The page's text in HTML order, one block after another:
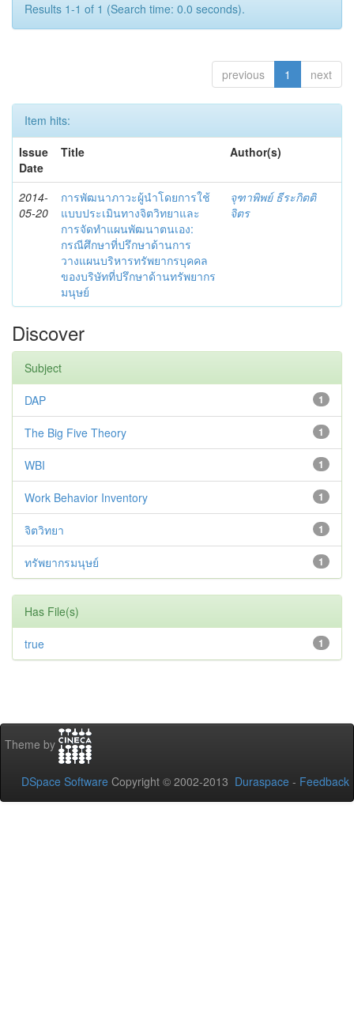
Results 1-1 of 1 (Search time: 0.0 seconds).
previous 1 next
Item hits:
Issue
Date
Title Author(s)
2014-
05-20
การพัฒนาภาวะผู้นำโดยการใช้
แบบประเมินทางจิตวิทยาและ
การจัดทำแผนพัฒนาตนเอง:
กรณีศึกษาที่ปรึกษาด้านการ
วางแผนบริหารทรัพยากรบุคคล
ของบริษัทที่ปรึกษาด้านทรัพยากร
มนุษย์
จุฑาพิพย์ ธีระกิตติ
จิตร
Discover
Subject
1
DAP
1
The Big Five Theory
1
WBI
1
Work Behavior Inventory
1
จิตวิทยา
1
ทรัพยากรมนุษย์
Has File(s)
1
true
Theme by
DSpace Software Copyright © 2002-2013 Duraspace - Feedback